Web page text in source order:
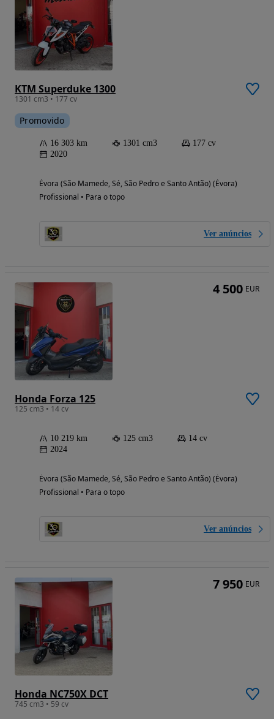
KTM Superduke 1300
1301 cm3 • 177 cv
Promovido
16 303 km 1301 cm3
177 cv
2020
Évora (São Mamede, Sé, São Pedro e Santo Antão) (Évora)
Profissional • Para o topo
Ver anúncios
Honda Forza 125
125 cm3 • 14 cv
10 219 km 125 cm3
14 cv
2024
Évora (São Mamede, Sé, São Pedro e Santo Antão) (Évora)
Profissional • Para o topo
Ver anúncios
4 500 EUR
Honda NC750X DCT
745 cm3 • 59 cv
7 950 EUR